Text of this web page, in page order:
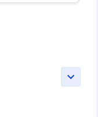
keyboard_arrow_down